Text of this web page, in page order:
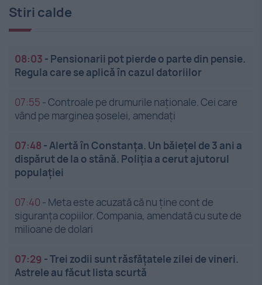
Stiri calde
08:03 - Pensionarii pot pierde o parte din pensie.
Regula care se aplică în cazul datoriilor
07:55 -Controale pe drumurile naționale. Cei care
vând pe marginea șoselei, amendați
07:48 -Alertă în Constanța. Un băiețel de 3 ani a
dispărut de la o stână. Poliția a cerut ajutorul
populației
07:40 - Meta este acuzată că nu ține cont de
siguranța copiilor. Compania, amendată cu sute de
milioane de dolari
07:29 -Trei zodii sunt răsfățatele zilei de vineri.
Astrele au făcut lista scurtă